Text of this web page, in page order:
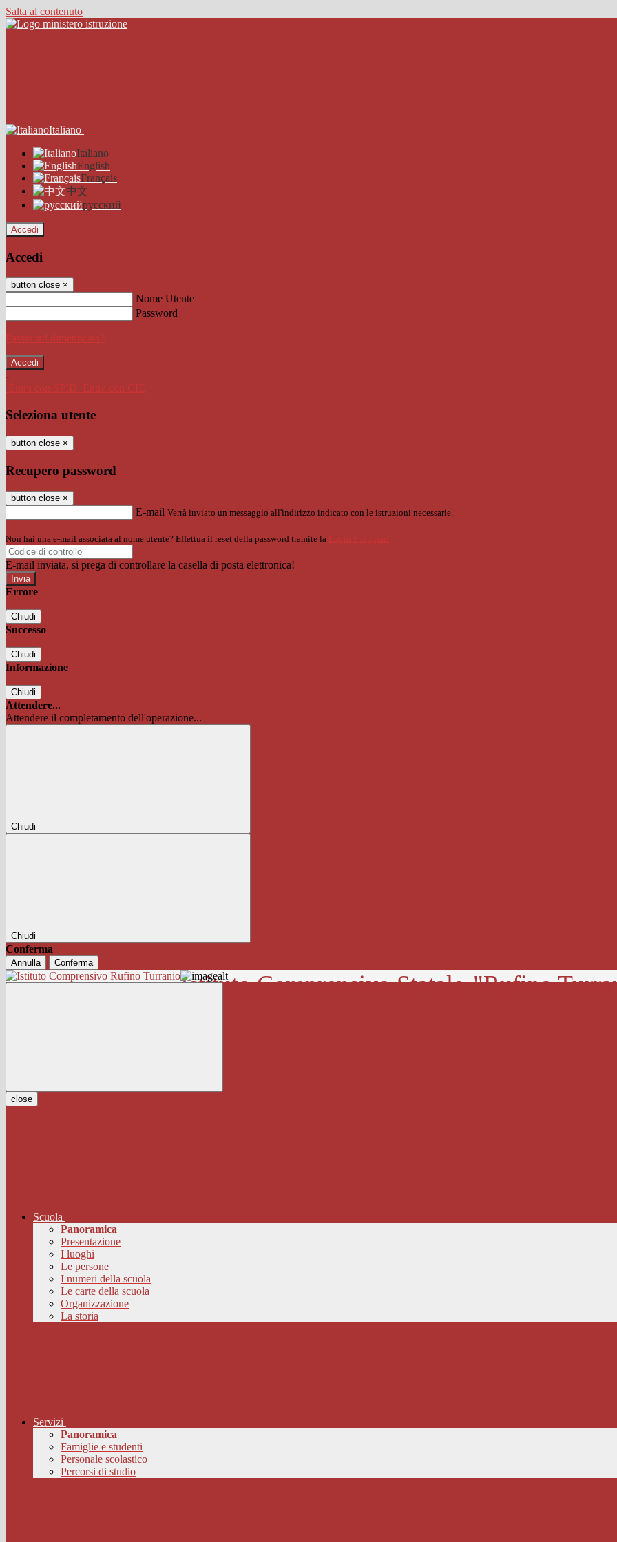
Salta al contenuto
Italiano
Italiano
English
Français
中文
русский
Accedi
Accedi
button close ×
Nome Utente
Password
Password dimenticata?
-
Entra con SPID
Entra con CIE
Seleziona utente
button close ×
Recupero password
button close ×
E-mail Verrà inviato un messaggio all'indirizzo indicato con le istruzioni necessarie.
Non hai una e-mail associata al nome utente? Effettua il reset della password tramite la Login Spaggiari
E-mail inviata, si prega di controllare la casella di posta elettronica!
Errore
Chiudi
Successo
Chiudi
Informazione
Chiudi
Attendere...
Attendere il completamento dell'operazione...
Chiudi
Chiudi
Conferma
Annulla Conferma
Istituto Comprensivo Statale"Rufino
close
Scuola
Panoramica
Presentazione
I luoghi
Le persone
I numeri della scuola
Le carte della scuola
Organizzazione
La storia
Servizi
Panoramica
Famiglie e studenti
Personale scolastico
Percorsi di studio